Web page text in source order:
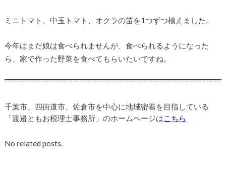
ミニトマト、中玉トマト、オクラの苗を1つずつ植えました。
今年はまだ娘は食べられませんが、食べられるようになった
ら、家で作った野菜を食べてもらいたいですね。
千葉市、四街道市、佐倉市を中心に地域密着を目指している
「渡邉ともお税理士事務所」のホームページはこちら
No related posts.